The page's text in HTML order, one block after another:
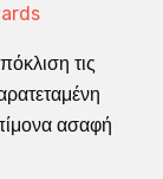
τις
ασαφή